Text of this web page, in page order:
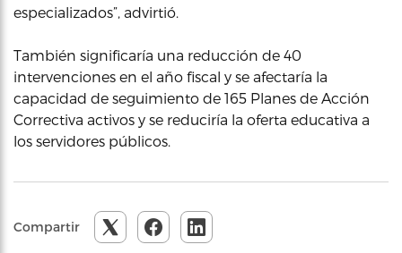
especializados”, advirtió.
También significaría una reducción de 40
intervenciones en el año fiscal y se afectaría la
capacidad de seguimiento de 165 Planes de Acción
Correctiva activos y se reduciría la oferta educativa a
los servidores públicos.
Compartir